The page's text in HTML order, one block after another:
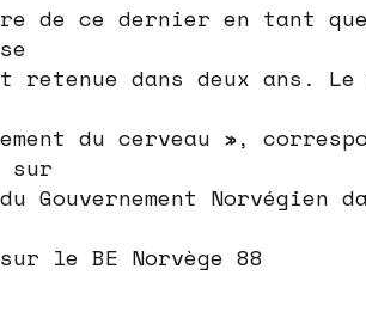
de ce dernier en tant
retenue dans deux ans.
du cerveau »,
sur
Gouvernement Norvégien
le BE Norvège 88